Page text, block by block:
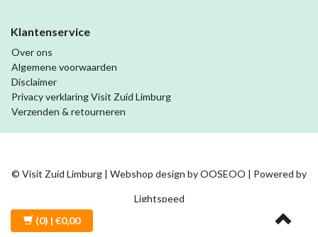
Klantenservice
Over ons
Algemene voorwaarden
Disclaimer
Privacy verklaring Visit Zuid Limburg
Verzenden & retourneren
© Visit Zuid Limburg | Webshop design byOOSEOO | Powered by
Lightspeed
(0) | €0,00